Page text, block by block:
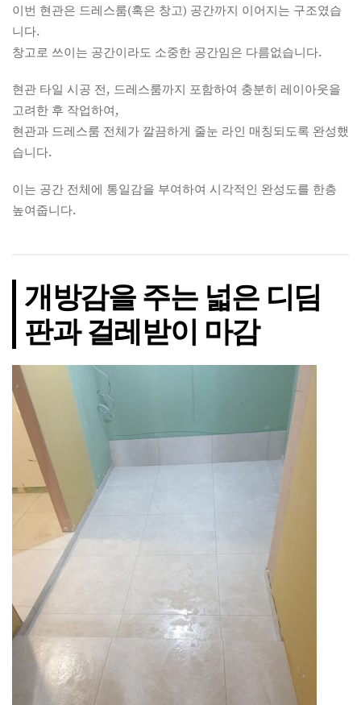
이번 현관은 드레스룸(혹은 창고) 공간까지 이어지는 구조였습
니다.
창고로 쓰이는 공간이라도 소중한 공간임은 다름없습니다.
현관 타일 시공 전, 드레스룸까지 포함하여 충분히 레이아웃을
고려한 후 작업하여,
현관과 드레스룸 전체가 깔끔하게 줄눈 라인 매칭되도록 완성했
습니다.
이는 공간 전체에 통일감을 부여하여 시각적인 완성도를 한층
높여줍니다.
개방감을 주는 넓은 디딤
판과 걸레받이 마감